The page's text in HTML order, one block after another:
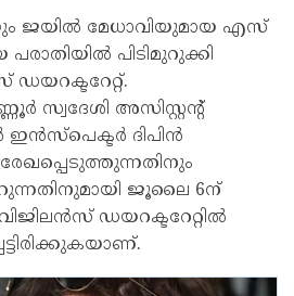
ജയിൽ മേധാവിയുമായ എസ്
പരാതിയിൽ പിടിമുറുക്കി
സ്വദേശി അസിസ്റ്റൻ്റ്
ഇൻസ്പെക്ടർ ദിപിൻ
ജൂലൈ 6ന്
ഡയറക്ടറേറ്റിൽ